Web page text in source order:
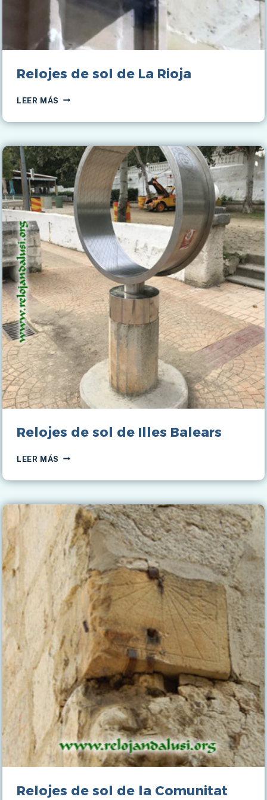
Relojes de sol de La Rioja
LEER MÁS RELOJES
SOL
LA
RIOJA
Relojes de sol de Illes Balears
LEER MÁS RELOJES
SOL
ILLES
BALEARS
Relojes de sol de la Comunitat